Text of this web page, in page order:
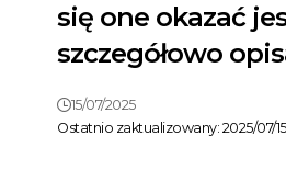
się one okazać
szczegółowo
Ostatnio zaktualizowany: 2025/07/15
15/07/2025